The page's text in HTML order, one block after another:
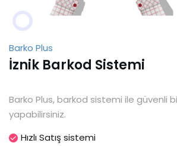
Barko Plus
İznik Barkod Sistemi
Barko Plus, barkod sistemi ile güvenli
yapabilirsiniz.
Hızlı Satış sistemi